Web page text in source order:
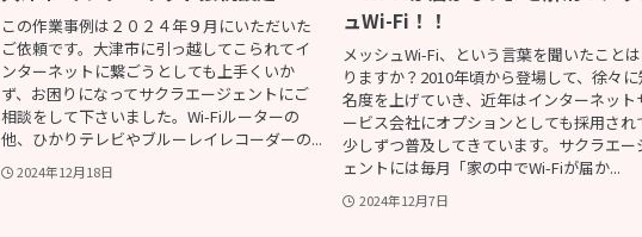
この作業事例は２０２４年９月にいただいた
ご依頼です。大津市に引っ越してこられてイ
ンターネットに繋ごうとしても上手くいか
ず、お困りになってサクラエージェントにご
相談をして下さいました。Wi-Fiルーターの
他、ひかりテレビやブルーレイレコーダーの...
2024年12月18日
ュWi-Fi！！
メッシュWi-Fi、という言葉を聞いたこと
りますか？2010年頃から登場して、徐々に
名度を上げていき、近年はインターネット
ービス会社にオプションとしても採用され
少しずつ普及してきています。サクラエー
ェントには毎月「家の中でWi-Fiが届か...
2024年12月7日